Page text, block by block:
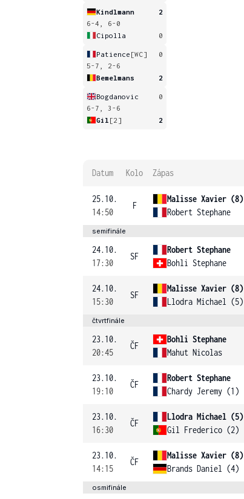
Kindlmann
2
6-4, 6-0
Cipolla
0
Patience [WC]
0
5-7, 2-6
Bemelmans
2
Bogdanovic
0
6-7, 3-6
Gil [2] 2
Datum Kolo Zápas
25.10.
14:50
F
Malisse Xavier (8)
Robert Stephane
semifinále
24.10.
17:30
SF
Robert Stephane
Bohli Stephane
24.10.
15:30
SF
Malisse Xavier (8)
Llodra Michael (5)
čtvrtfinále
23.10.
20:45
ČF
Bohli Stephane
Mahut Nicolas
23.10.
19:10
ČF
Robert Stephane
Chardy Jeremy (1)
23.10.
16:30
ČF
Llodra Michael (5)
Gil Frederico (2)
23.10.
14:15
ČF
Malisse Xavier (8)
Brands Daniel (4)
osmifinále